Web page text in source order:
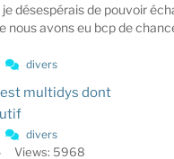
désespérais de pouvoir
nous avons eu bcp de
divers
multidys dont
divers
Views: 5968